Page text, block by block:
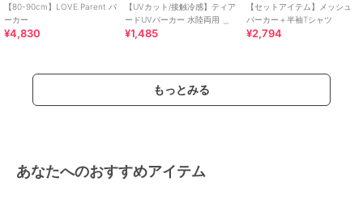
【80-90cm】LOVE Parent パ
ーカー
¥4,830
【UVカット/接触冷感】ティア
ードUVパーカー 水陸両用 ＿
¥1,485
【セットアイテム】メッシュ
パーカー＋半袖Tシャツ
¥2,794
もっとみる
あなたへのおすすめアイテム